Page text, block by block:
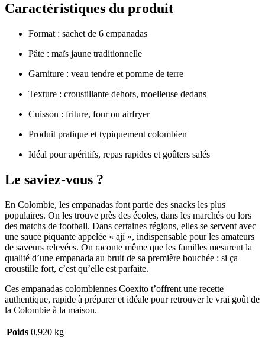
Caractéristiques du produit
Format : sachet de 6 empanadas
Pâte : maïs jaune traditionnelle
Garniture : veau tendre et pomme de terre
Texture : croustillante dehors, moelleuse dedans
Cuisson : friture, four ou airfryer
Produit pratique et typiquement colombien
Idéal pour apéritifs, repas rapides et goûters salés
Le saviez-vous ?
En Colombie, les empanadas font partie des snacks les plus
populaires. On les trouve près des écoles, dans les marchés ou lors
des matchs de football. Dans certaines régions, elles se servent avec
une sauce piquante appelée « ají », indispensable pour les amateurs
de saveurs relevées. On raconte même que les familles mesurent la
qualité d’une empanada au bruit de sa première bouchée : si ça
croustille fort, c’est qu’elle est parfaite.
Ces empanadas colombiennes Coexito t’offrent une recette
authentique, rapide à préparer et idéale pour retrouver le vrai goût de
la Colombie à la maison.
Poids 0,920 kg